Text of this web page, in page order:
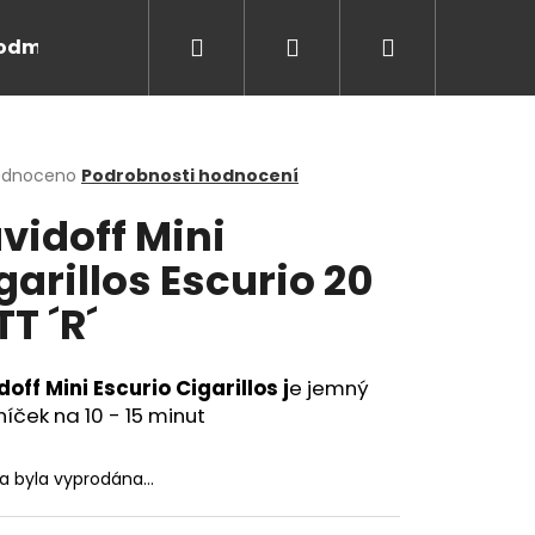
Kontakt ZnačkyPřihlášení
Podrobnosti hodnocení
Mini
Escurio 20
´R´
Mini Escurio Cigarillos je jemný
na 10 - 15 minut
byla vyprodána…